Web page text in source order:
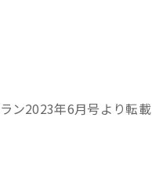
ン2023年6月号より転載